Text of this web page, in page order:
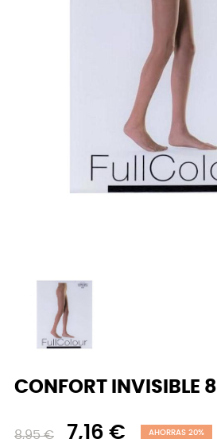
CONFORT INVISIBLE
8,95 € 7,16 € AHORRAS 20%